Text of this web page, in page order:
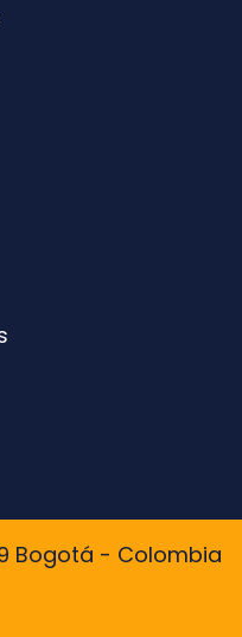
Bogotá - Colombia